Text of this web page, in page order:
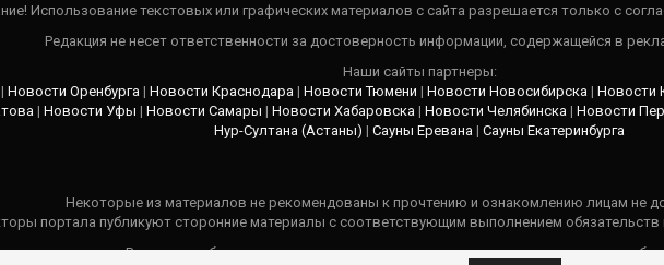
Использование текстовых или графических материалов с сайта разрешается только c
Редакция не несет ответственности за достоверность информации, содержащейся в
Наши сайты партнеры:
| Новости Оренбурга | Новости Краснодара | Новости Тюмени | Новости Новосибирска | Новости
| Новости Уфы | Новости Самары | Новости Хабаровска | Новости Челябинска | Новости
Нур-Султана (Астаны) | Сауны Еревана | Сауны Екатеринбурга
Некоторые из материалов не рекомендованы к прочтению и ознакомлению лицам не
портала публикуют сторонние материалы с соответствующим выполнением обязательств
В каждом публикуемом материале указывается ссылка на источник